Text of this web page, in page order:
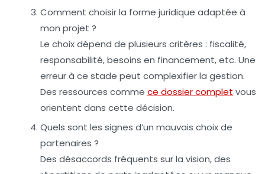
Comment choisir la forme juridique adaptée à
mon projet ?
Le choix dépend de plusieurs critères : fiscalité,
responsabilité, besoins en financement, etc. Une
erreur à ce stade peut complexifier la gestion.
Des ressources comme ce dossier complet vous
orientent dans cette décision.
Quels sont les signes d’un mauvais choix de
partenaires ?
Des désaccords fréquents sur la vision, des